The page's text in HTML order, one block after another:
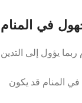
في المنام
يؤول إلى التدين
المنام قد يكون